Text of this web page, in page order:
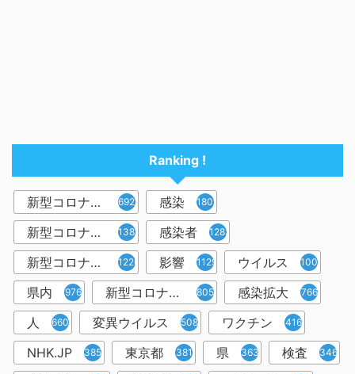
Ranking !
新型コロナウイルス 6921 感染 1809
新型コロナウィルス 1382 感染者 1283
新型コロナウイルス感染症 1226 影響 1129 ウイルス 1001
県内 976 新型コロナウイルス感染 805 感染拡大 766
人 660 変異ウイルス 508 ワクチン 416
NHK.JP 385 東京都 381 県 363 検査 346